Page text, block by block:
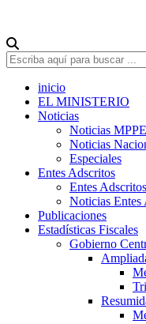
inicio
EL MINISTERIO
Noticias
Noticias
Noticias
Especiales
Entes Adscritos
Entes
Noticias Entes
Publicaciones
Estadísticas Fiscales
Gobierno